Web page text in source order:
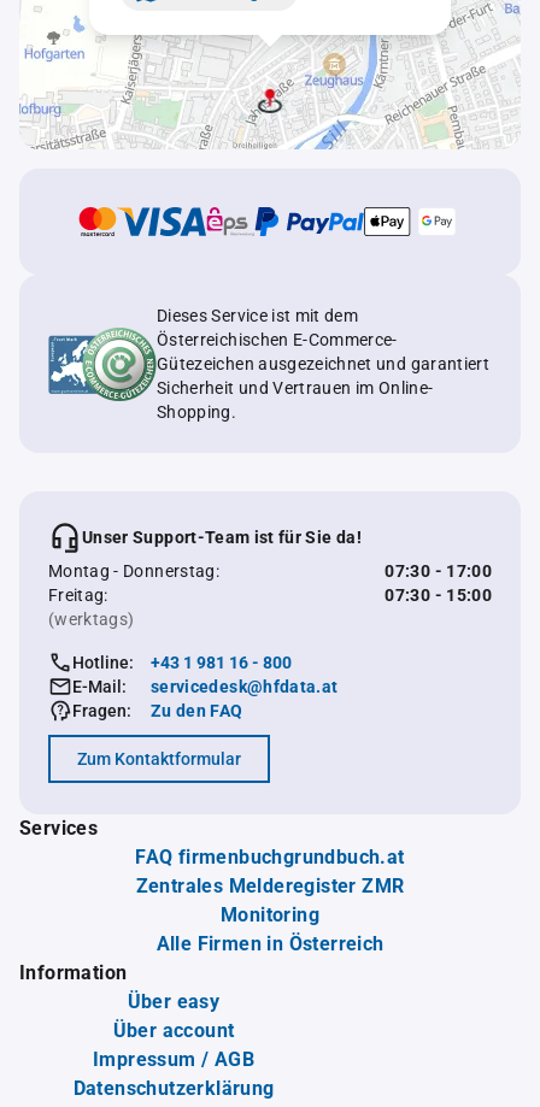
Dieses Service ist mit dem
Österreichischen E-Commerce-
Gütezeichen ausgezeichnet und garantiert
Sicherheit und Vertrauen im Online-
Shopping.
Unser Support-Team ist für Sie da!
Montag - Donnerstag:
07:30 - 17:00
Freitag:
07:30 - 15:00
(werktags)
Hotline:
+43 1 981 16 - 800
E-Mail:
servicedesk@hfdata.at
Fragen:
Zu den FAQ
Zum Kontaktformular
Services
FAQ firmenbuchgrundbuch.at
Zentrales Melderegister ZMR
Monitoring
Alle Firmen in Österreich
Information
Über easy
Über account
Impressum / AGB
Datenschutzerklärung